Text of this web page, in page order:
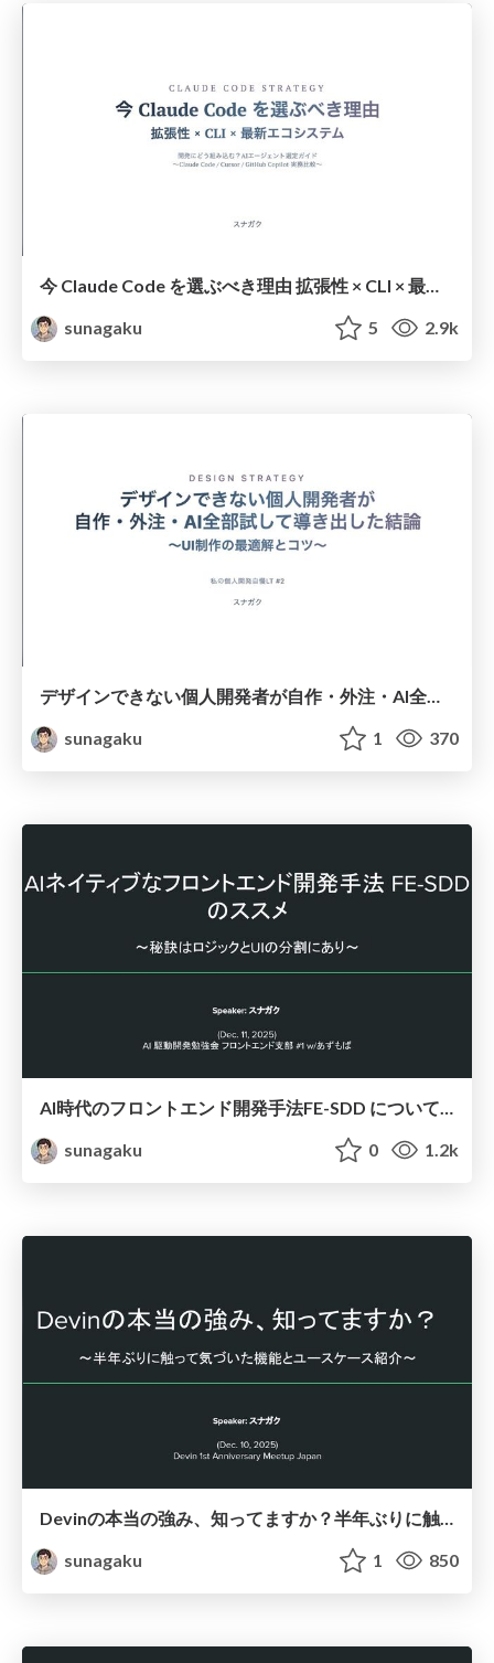
今 Claude Code を選ぶべき理由 拡張性 × CLI × 最新エコシステム
sunagaku
5 2.9k
デザインできない個人開発者が自作・外注・AI全部試して導き出した結論 〜UI制作の最適解とコツ〜
sunagaku
1 370
AI時代のフロントエンド開発手法FE-SDD について 〜カギは実装分割にあり〜
sunagaku
0 1.2k
Devinの本当の強み、知ってますか？半年ぶりに触って気づいた機能とユースケース紹介
sunagaku
1 850